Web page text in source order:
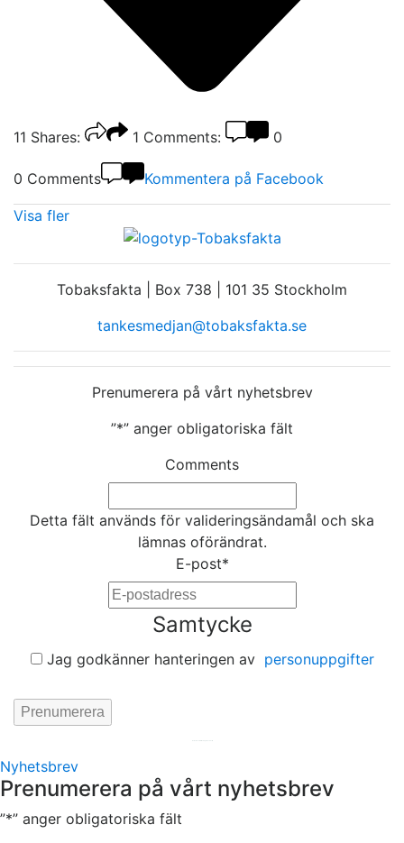
11 Shares: 1 Comments: 0
0 Comments Kommentera på Facebook
Visa fler
Tobaksfakta | Box 738 | 101 35 Stockholm
tankesmedjan@tobaksfakta.se
Prenumerera på vårt nyhetsbrev
”*” anger obligatoriska fält
Comments
Detta fält används för valideringsändamål och ska
lämnas oförändrat.
E-post*
Samtycke
Jag godkänner hanteringen av personuppgifter
Nyhetsbrev
Prenumerera på vårt nyhetsbrev
”*” anger obligatoriska fält